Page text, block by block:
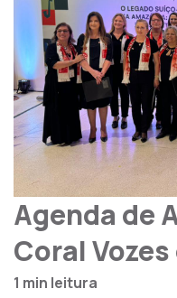
Agenda de
Coral
1 min leitura